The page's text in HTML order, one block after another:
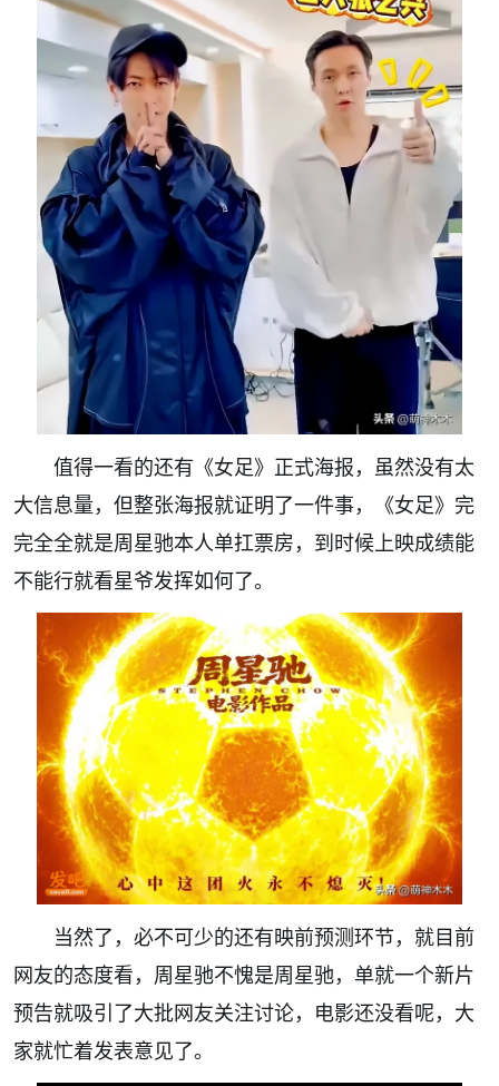
值得一看的还有《女足》正式海报，虽然没有太
大信息量，但整张海报就证明了一件事，《女足》完
完全全就是周星驰本人单扛票房，到时候上映成绩能
不能行就看星爷发挥如何了。
当然了，必不可少的还有映前预测环节，就目前
网友的态度看，周星驰不愧是周星驰，单就一个新片
预告就吸引了大批网友关注讨论，电影还没看呢，大
家就忙着发表意见了。